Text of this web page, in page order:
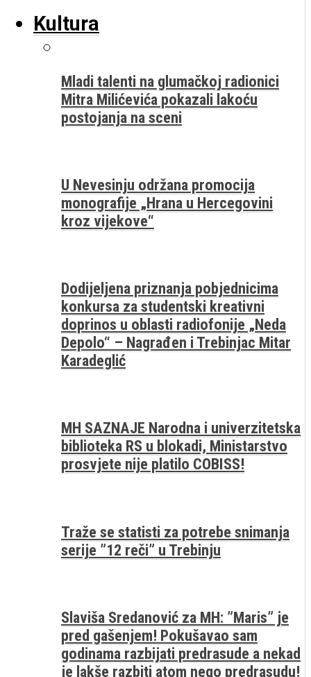
Kultura
Mladi talenti na glumačkoj radionici
Mitra Milićevića pokazali lakoću
postojanja na sceni
U Nevesinju održana promocija
monografije „Hrana u Hercegovini
kroz vijekove“
Dodijeljena priznanja pobjednicima
konkursa za studentski kreativni
doprinos u oblasti radiofonije „Neda
Depolo“ – Nagrađen i Trebinjac Mitar
Karadeglić
MH SAZNAJE Narodna i univerzitetska
biblioteka RS u blokadi, Ministarstvo
prosvjete nije platilo COBISS!
Traže se statisti za potrebe snimanja
serije ”12 reči” u Trebinju
Slaviša Sredanović za MH: ”Maris” je
pred gašenjem! Pokušavao sam
godinama razbijati predrasude a nekad
je lakše razbiti atom nego predrasudu!